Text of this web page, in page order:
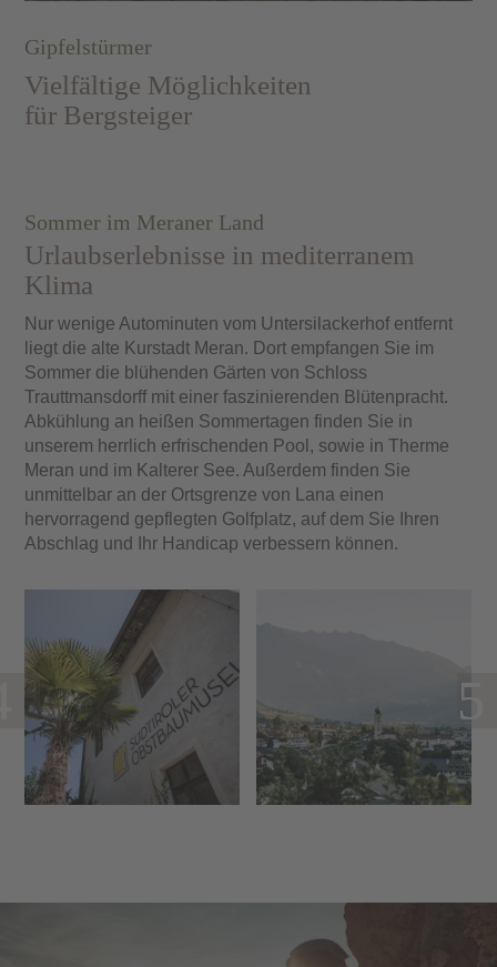
Gipfelstürmer
Vielfältige Möglichkeiten
für Bergsteiger
Sommer im Meraner Land
Urlaubserlebnisse in mediterranem
Klima
Nur wenige Autominuten vom Untersilackerhof entfernt
liegt die alte Kurstadt Meran. Dort empfangen Sie im
Sommer die blühenden Gärten von Schloss
Trauttmansdorff mit einer faszinierenden Blütenpracht.
Abkühlung an heißen Sommertagen finden Sie in
unserem herrlich erfrischenden Pool , sowie inTherme
Meran und im Kalterer See. Außerdem finden Sie
unmittelbar an der Ortsgrenze von Lana einen
hervorragend gepflegten Golfplatz, auf dem Sie Ihren
Abschlag und Ihr Handicap verbessern können.